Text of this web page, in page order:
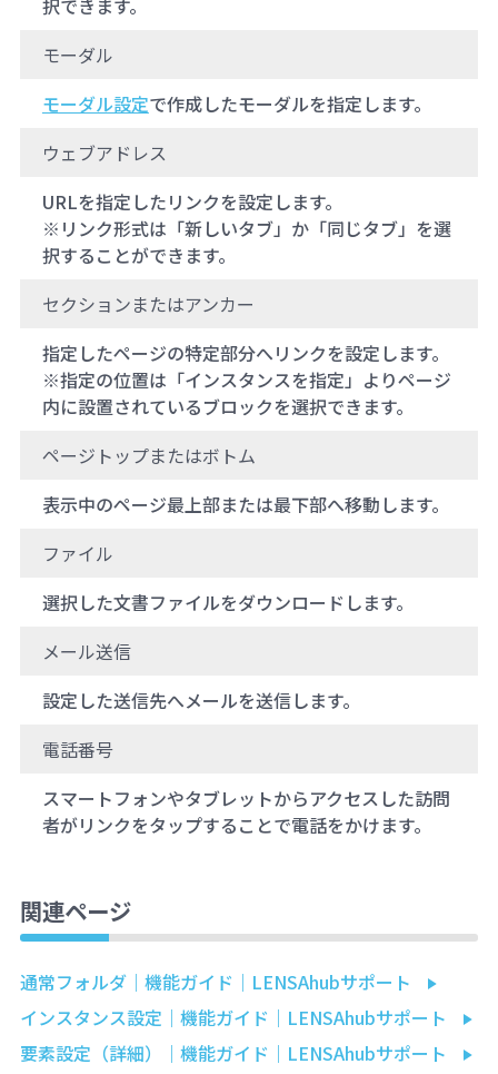
択できます。
モーダル
モーダル設定で作成したモーダルを指定します。
ウェブアドレス
URLを指定したリンクを設定します。
※リンク形式は「新しいタブ」か「同じタブ」を選
択することができます。
セクションまたはアンカー
指定したページの特定部分へリンクを設定します。
※指定の位置は「インスタンスを指定」よりページ
内に設置されているブロックを選択できます。
ページトップまたはボトム
表示中のページ最上部または最下部へ移動します。
ファイル
選択した文書ファイルをダウンロードします。
メール送信
設定した送信先へメールを送信します。
電話番号
スマートフォンやタブレットからアクセスした訪問
者がリンクをタップすることで電話をかけます。
関連ページ
通常フォルダ｜機能ガイド｜LENSAhubサポート
インスタンス設定｜機能ガイド｜LENSAhubサポート
要素設定（詳細）｜機能ガイド｜LENSAhubサポート